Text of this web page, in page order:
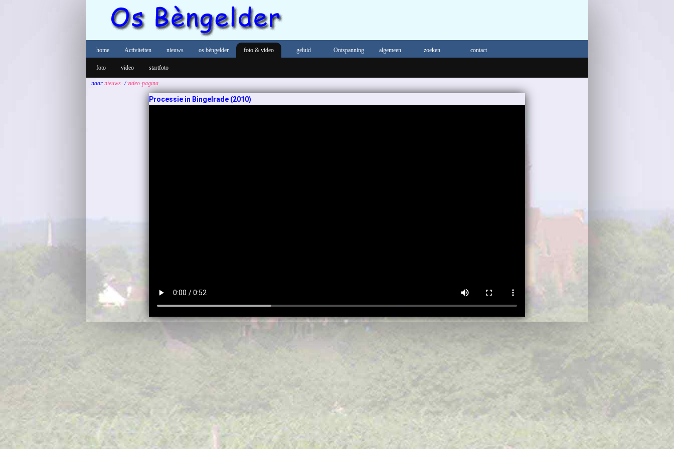
home Activiteiten nieuws os bèngelder foto & video
foto video startfoto
geluid Ontspanning algemeen zoeken contact
naar nieuws-/video-pagina
Processie in Bingelrade (2010)